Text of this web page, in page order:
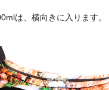
は、横向きに入ります。